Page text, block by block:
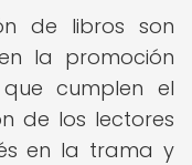
de libros son
la promoción
cumplen el
de los lectores
en la trama y